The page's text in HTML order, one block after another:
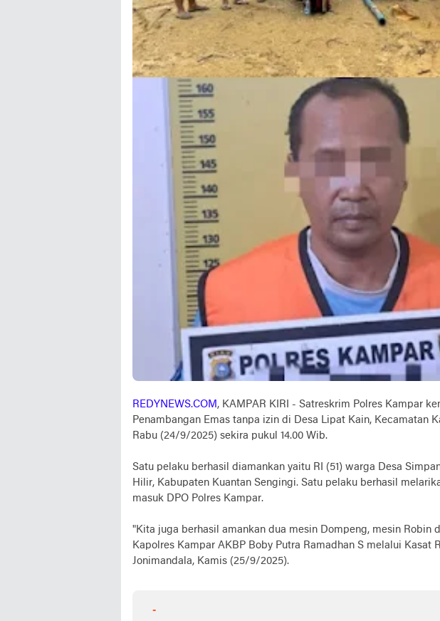
REDYNEWS.COM, KAMPAR KIRI - Satreskrim Polres Kampar
Penambangan Emas tanpa izin di Desa Lipat Kain, Kecamatan
Rabu (24/9/2025) sekira pukul 14.00 Wib.
Satu pelaku berhasil diamankan yaitu RI (51) warga Desa
Hilir, Kabupaten Kuantan Sengingi. Satu pelaku berhasil
masuk DPO Polres Kampar.
"Kita juga berhasil amankan dua mesin Dompeng, mesin Robin
Kapolres Kampar AKBP Boby Putra Ramadhan S melalui Kasat
Jonimandala, Kamis (25/9/2025).
-